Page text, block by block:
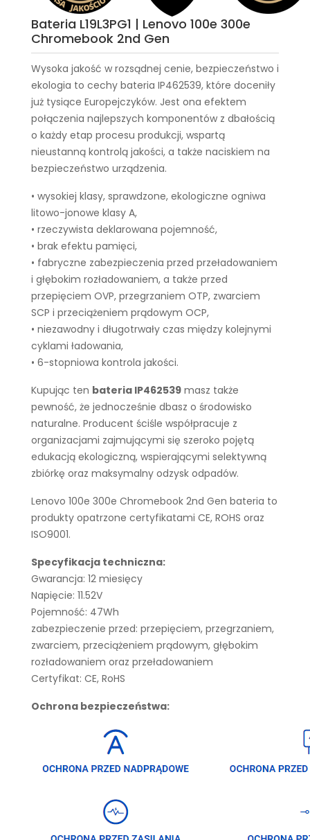
Bateria L19L3PG1 | Lenovo 100e 300e
Chromebook 2nd Gen
Wysoka jakość w rozsądnej cenie, bezpieczeństwo i
ekologia to cechy bateria IP462539, które doceniły
już tysiące Europejczyków. Jest ona efektem
połączenia najlepszych komponentów z dbałością
o każdy etap procesu produkcji, wspartą
nieustanną kontrolą jakości, a także naciskiem na
bezpieczeństwo urządzenia.
• wysokiej klasy, sprawdzone, ekologiczne ogniwa
litowo-jonowe klasy A,
• rzeczywista deklarowana pojemność,
• brak efektu pamięci,
• fabryczne zabezpieczenia przed przeładowaniem
i głębokim rozładowaniem, a także przed
przepięciem OVP, przegrzaniem OTP, zwarciem
SCP i przeciążeniem prądowym OCP,
• niezawodny i długotrwały czas między kolejnymi
cyklami ładowania,
• 6-stopniowa kontrola jakości.
Kupując ten bateria IP462539 masz także
pewność, że jednocześnie dbasz o środowisko
naturalne. Producent ściśle współpracuje z
organizacjami zajmującymi się szeroko pojętą
edukacją ekologiczną, wspierającymi selektywną
zbiórkę oraz maksymalny odzysk odpadów.
Lenovo 100e 300e Chromebook 2nd Gen bateria to
produkty opatrzone certyfikatami CE, ROHS oraz
ISO9001.
Specyfikacja techniczna:
Gwarancja: 12 miesięcy
Napięcie: 11.52V
Pojemność: 47Wh
zabezpieczenie przed: przepięciem, przegrzaniem,
zwarciem, przeciążeniem prądowym, głębokim
rozładowaniem oraz przeładowaniem
Certyfikat: CE, RoHS
Ochrona bezpieczeństwa: